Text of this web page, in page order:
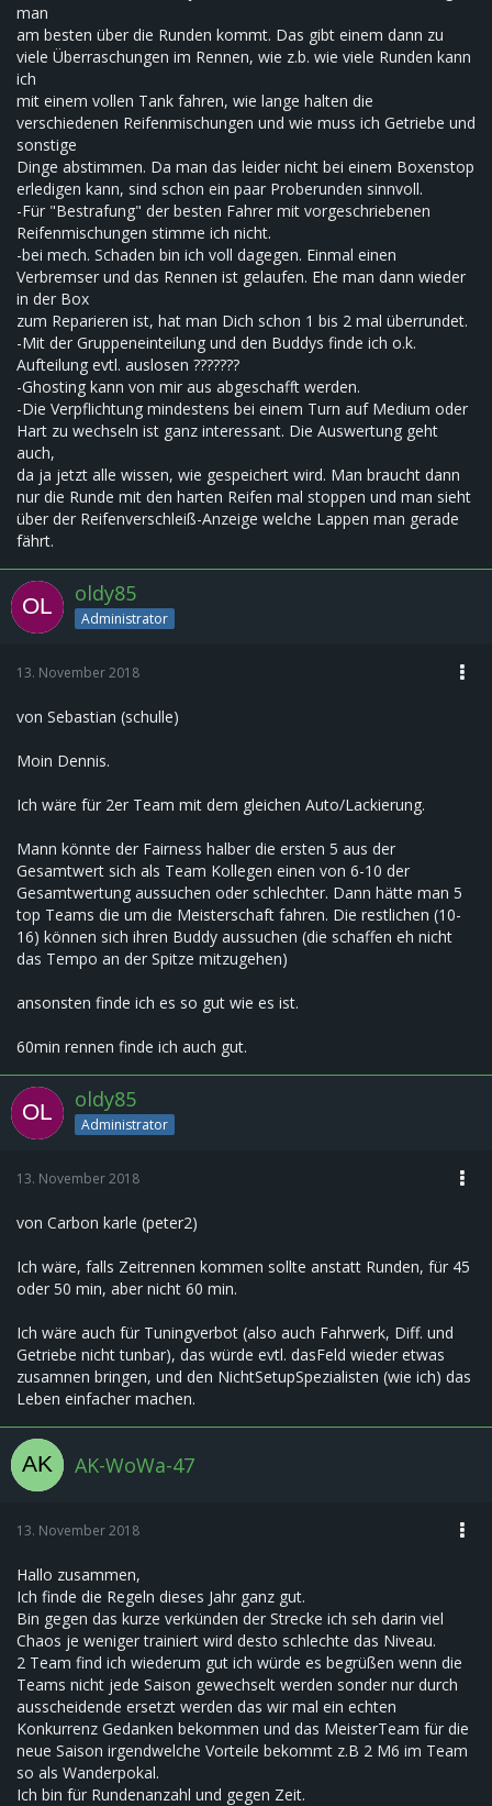
man
am besten über die Runden kommt. Das gibt einem dann zu
viele Überraschungen im Rennen, wie z.b. wie viele Runden kann
ich
mit einem vollen Tank fahren, wie lange halten die
verschiedenen Reifenmischungen und wie muss ich Getriebe und
sonstige
Dinge abstimmen. Da man das leider nicht bei einem Boxenstop
erledigen kann, sind schon ein paar Proberunden sinnvoll.
-Für "Bestrafung" der besten Fahrer mit vorgeschriebenen
Reifenmischungen stimme ich nicht.
-bei mech. Schaden bin ich voll dagegen. Einmal einen
Verbremser und das Rennen ist gelaufen. Ehe man dann wieder
in der Box
zum Reparieren ist, hat man Dich schon 1 bis 2 mal überrundet.
-Mit der Gruppeneinteilung und den Buddys finde ich o.k.
Aufteilung evtl. auslosen ???????
-Ghosting kann von mir aus abgeschafft werden.
-Die Verpflichtung mindestens bei einem Turn auf Medium oder
Hart zu wechseln ist ganz interessant. Die Auswertung geht
auch,
da ja jetzt alle wissen, wie gespeichert wird. Man braucht dann
nur die Runde mit den harten Reifen mal stoppen und man sieht
über der Reifenverschleiß-Anzeige welche Lappen man gerade
fährt.
oldy85
Administrator
13. November 2018
von Sebastian (schulle)
Moin Dennis.
Ich wäre für 2er Team mit dem gleichen Auto/Lackierung.
Mann könnte der Fairness halber die ersten 5 aus der
Gesamtwert sich als Team Kollegen einen von 6-10 der
Gesamtwertung aussuchen oder schlechter. Dann hätte man 5
top Teams die um die Meisterschaft fahren. Die restlichen (10-
16) können sich ihren Buddy aussuchen (die schaffen eh nicht
das Tempo an der Spitze mitzugehen)
ansonsten finde ich es so gut wie es ist.
60min rennen finde ich auch gut.
oldy85
Administrator
13. November 2018
von Carbon karle (peter2)
Ich wäre, falls Zeitrennen kommen sollte anstatt Runden, für 45
oder 50 min, aber nicht 60 min.
Ich wäre auch für Tuningverbot (also auch Fahrwerk, Diff. und
Getriebe nicht tunbar), das würde evtl. dasFeld wieder etwas
zusamnen bringen, und den NichtSetupSpezialisten (wie ich) das
Leben einfacher machen.
AK-WoWa-47
13. November 2018
Hallo zusammen,
Ich finde die Regeln dieses Jahr ganz gut.
Bin gegen das kurze verkünden der Strecke ich seh darin viel
Chaos je weniger trainiert wird desto schlechte das Niveau.
2 Team find ich wiederum gut ich würde es begrüßen wenn die
Teams nicht jede Saison gewechselt werden sonder nur durch
ausscheidende ersetzt werden das wir mal ein echten
Konkurrenz Gedanken bekommen und das MeisterTeam für die
neue Saison irgendwelche Vorteile bekommt z.B 2 M6 im Team
so als Wanderpokal.
Ich bin für Rundenanzahl und gegen Zeit.